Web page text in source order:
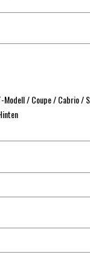
/ Coupe / Cabrio /